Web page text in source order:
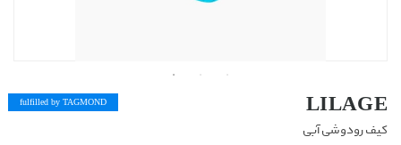
LILAGE
کیف رودوشی آبی
fulfilled by TAGMOND